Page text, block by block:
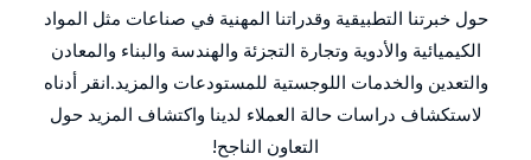
حول خبرتنا التطبيقية وقدراتنا المهنية في صناعات مثل المواد
الكيميائية والأدوية وتجارة التجزئة والهندسة والبناء والمعادن
والتعدين والخدمات اللوجستية للمستودعات والمزيد.انقر أدناه
لاستكشاف دراسات حالة العملاء لدينا واكتشاف المزيد حول
التعاون الناجح!